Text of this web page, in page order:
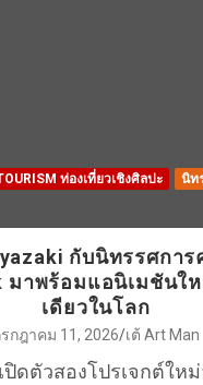
ท่องเที่ยวเชิงศิลปะ
นิท
กับนิทรรศการ
มาพร้อมแอนิเมชันใ
เดียวในโลก
กฎาคม 11, 2026 เต้ Art Man
เปิดตัวสองโปรเจกต์ให